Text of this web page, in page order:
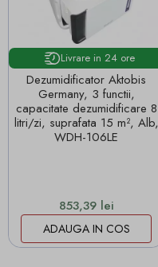
Livrare in 24 ore
Dezumidificator Aktobis
Germany, 3 functii,
capacitate dezumidificare 8
litri/zi, suprafata 15 m², Alb,
WDH-106LE
Pret
853,39 lei
ADAUGA IN COS